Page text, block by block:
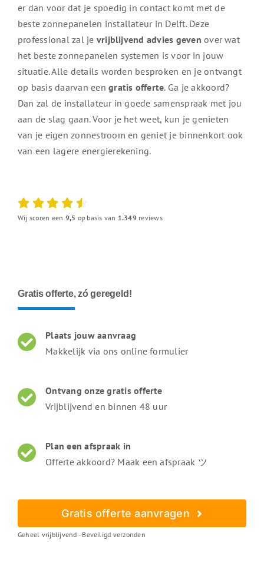
er dan voor dat je spoedig in contact komt met de
beste zonnepanelen installateur in Delft. Deze
professional zal je vrijblijvend advies geven over wat
het beste zonnepanelen systemen is voor in jouw
situatie. Alle details worden besproken en je ontvangt
op basis daarvan eengratis offerte. Ga je akkoord?
Dan zal de installateur in goede samenspraak met jou
aan de slag gaan. Voor je het weet, kun je genieten
van je eigen zonnestroom en geniet je binnenkort ook
van een lagere energierekening.
Wij scoren een 9,5 op basis van 1.349reviews
Gratis offerte, zó geregeld!
Plaats jouw aanvraag
Makkelijk via ons online formulier
Ontvang onze gratis offerte
Vrijblijvend en binnen 48 uur
Plan een afspraak in
Offerte akkoord? Maak een afspraak ツ
Gratis offerte aanvragen
Geheel vrijblijvend - Beveiligd verzonden